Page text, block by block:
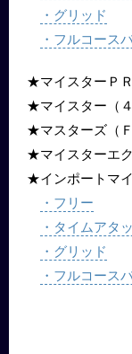
・グリッド
・フルコース
​★マイスターＰＲ
★マイスター（４
★マスターズ（Ｆ
★マイスターエ
★インポートマ
・フリー
・タイムアタ
・グリッド
・フルコース